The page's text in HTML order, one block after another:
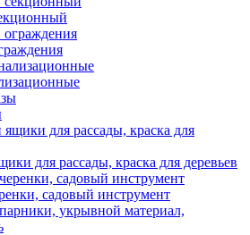
для рассады, краска для деревьев
садовый инструмент